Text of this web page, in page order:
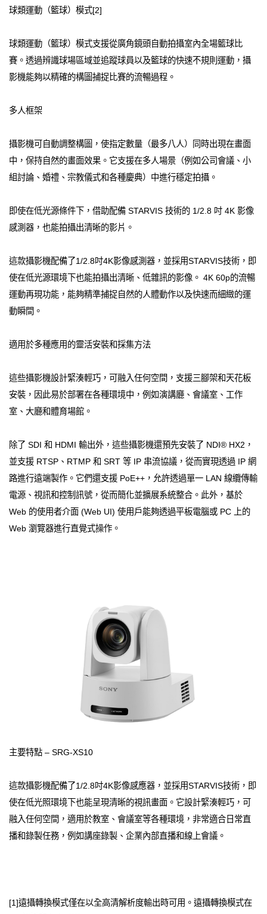
球類運動（籃球）模式[2]
球類運動（籃球）模式支援從廣角鏡頭自動拍攝室內全場籃球比
賽。透過辨識球場區域並追蹤球員以及籃球的快速不規則運動，攝
影機能夠以精確的構圖捕捉比賽的流暢過程。
多人框架
攝影機可自動調整構圖，使指定數量（最多八人）同時出現在畫面
中，保持自然的畫面效果。它支援在多人場景（例如公司會議、小
組討論、婚禮、宗教儀式和各種慶典）中進行穩定拍攝。
即使在低光源條件下，借助配備 STARVIS 技術的 1/2.8 吋 4K 影像
感測器，也能拍攝出清晰的影片。
這款攝影機配備了1/2.8吋4K影像感測器，並採用STARVIS技術，即
使在低光源環境下也能拍攝出清晰、低雜訊的影像。 4K 60p的流暢
運動再現功能，能夠精準捕捉自然的人體動作以及快速而細緻的運
動瞬間。
適用於多種應用的靈活安裝和採集方法
這些攝影機設計緊湊輕巧，可融入任何空間，支援三腳架和天花板
安裝，因此易於部署在各種環境中，例如演講廳、會議室、工作
室、大廳和體育場館。
除了 SDI 和 HDMI 輸出外，這些攝影機還預先安裝了 NDI® HX2，
並支援 RTSP、RTMP 和 SRT 等 IP 串流協議，從而實現透過 IP 網
路進行遠端製作。它們還支援 PoE++，允許透過單一 LAN 線纜傳輸
電源、視訊和控制訊號，從而簡化並擴展系統整合。此外，基於
Web 的使用者介面 (Web UI) 使用戶能夠透過平板電腦或 PC 上的
Web 瀏覽器進行直覺式操作。
主要特點 – SRG-XS10
這款攝影機配備了1/2.8吋4K影像感應器，並採用STARVIS技術，即
使在低光照環境下也能呈現清晰的視訊畫面。它設計緊湊輕巧，可
融入任何空間，適用於教室、會議室等各種環境，非常適合日常直
播和錄製任務，例如講座錄製、企業內部直播和線上會議。
[1]遠攝轉換模式僅在以全高清解析度輸出時可用。遠攝轉換模式在